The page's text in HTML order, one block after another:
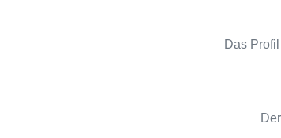
Das